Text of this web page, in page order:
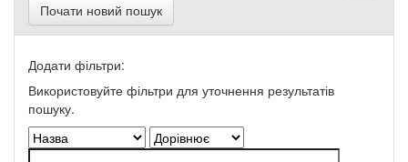
Почати новий пошук
Додати фільтри:
Використовуйте фільтри для уточнення результатів
пошуку.